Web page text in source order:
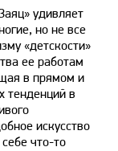
удивляет
но не все
«детскости»
ее работам
в прямом и
тенденций в
искусство
что-то